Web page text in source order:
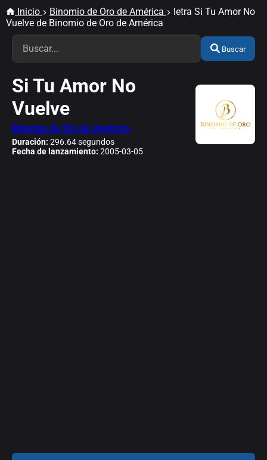
Inicio Binomio de Oro de América
letra Si Tu Amor No
Vuelve de Binomio de Oro de América
Buscar
Si Tu Amor No
Vuelve
Binomio de Oro de América
Duración: 296.64 segundos
Fecha de lanzamiento: 2005-03-05